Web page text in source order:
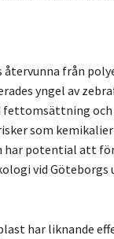
från
yngel av
och
som
potential att
vid Göteborgs
har liknande